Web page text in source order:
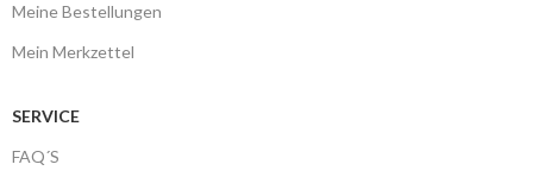
Meine Bestellungen
Mein Merkzettel
SERVICE
FAQ´S